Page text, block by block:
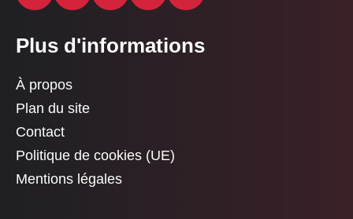
Plus d'informations
À propos
Plan du site
Contact
Politique de cookies (UE)
Mentions légales